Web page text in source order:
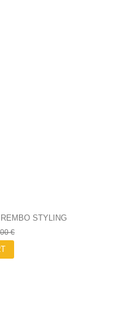
STYLING
€